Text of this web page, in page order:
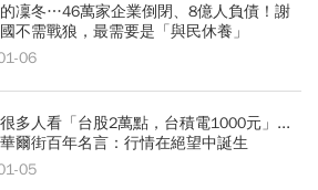
凜冬…46萬家企業倒閉、8億人負債！謝
不需戰狼，最需要是「與民休養」
06
多人看「台股2萬點，台積電1000元」...
爾街百年名言：行情在絕望中誕生
05